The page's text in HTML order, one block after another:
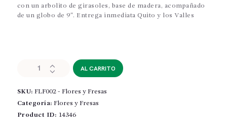
con un arbolito de girasoles, base de madera, acompañado
de un globo de 9″. Entrega inmediata Quito y los Valles
FLF002
y
Fresas
cantidad
AL CARRITO
SKU:FLF002 - Flores y Fresas
Categoría:Flores y Fresas
Product ID: 14346